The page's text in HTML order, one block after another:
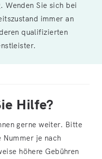
Wenden Sie sich bei
immer an
qualifizierten
Hilfe?
gerne weiter. Bitte
Nummer je nach
höhere Gebühren